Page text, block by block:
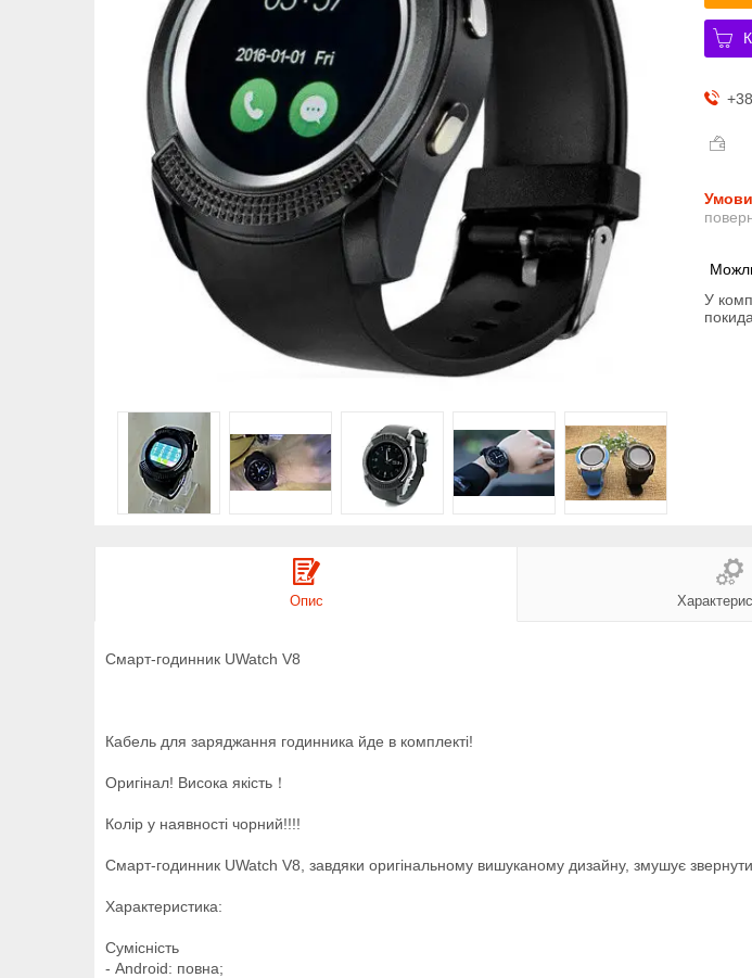
У
Опис
Смарт-годинник UWatch V8
Кабель для заряджання годинника йде в комплекті!
Оригінал! Висока якість！
Колір у наявності чорний!!!!
Смарт-годинник UWatch V8, завдяки оригінальному вишуканому дизайну, змушує
Характеристика:
Сумісність
- Android: повна;